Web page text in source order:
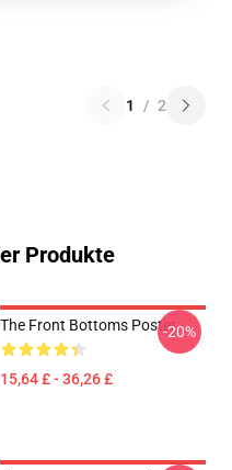
1 / 2
Produkte
The Front Bottoms Poster
15,64 £ - 36,26 £
-20%